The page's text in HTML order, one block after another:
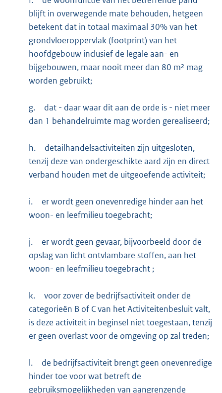
blijft in overwegende mate behouden, hetgeen
betekent dat in totaal maximaal 30% van het
grondvloeroppervlak (footprint) van het
hoofdgebouw inclusief de legale aan- en
bijgebouwen, maar nooit meer dan 80 m² mag
worden gebruikt;
g.
dat - daar waar dit aan de orde is - niet meer
dan 1 behandelruimte mag worden gerealiseerd;
h.
detailhandelsactiviteiten zijn uitgesloten,
tenzij deze van ondergeschikte aard zijn en direct
verband houden met de uitgeoefende activiteit;
i.
er wordt geen onevenredige hinder aan het
woon- en leefmilieu toegebracht;
j.
er wordt geen gevaar, bijvoorbeeld door de
opslag van licht ontvlambare stoffen, aan het
woon- en leefmilieu toegebracht ;
k.
voor zover de bedrijfsactiviteit onder de
categorieën B of C van het Activiteitenbesluit valt,
is deze activiteit in beginsel niet toegestaan, tenzij
er geen overlast voor de omgeving op zal treden;
l.
de bedrijfsactiviteit brengt geen onevenredige
hinder toe voor wat betreft de
gebruiksmogelijkheden van aangrenzende